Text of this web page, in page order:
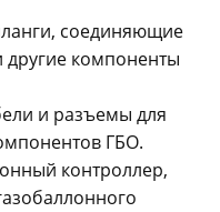
соединяющие
другие компоненты
и разъемы для
ГБО.
контроллер,